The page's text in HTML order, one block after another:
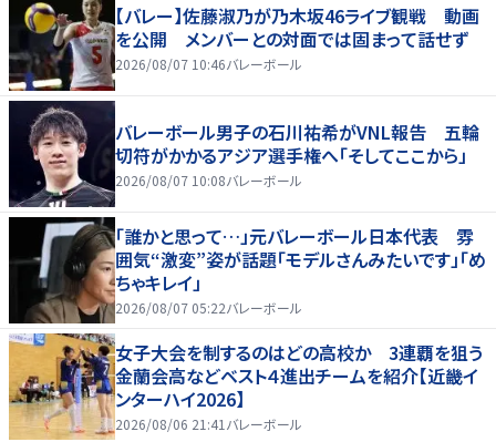
【バレー】佐藤淑乃が乃木坂46ライブ観戦 動画
を公開 メンバーとの対面では固まって話せず
2026/08/07 10:46バレーボール
バレーボール男子の石川祐希がVNL報告 五輪
切符がかかるアジア選手権へ「そしてここから」
2026/08/07 10:08バレーボール
「誰かと思って…」元バレーボール日本代表 雰
囲気“激変”姿が話題「モデルさんみたいです」「め
ちゃキレイ」
2026/08/07 05:22バレーボール
女子大会を制するのはどの高校か 3連覇を狙う
金蘭会高などベスト４進出チームを紹介【近畿イ
ンターハイ2026】
2026/08/06 21:41 バレーボール